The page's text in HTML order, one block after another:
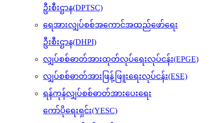
ဦးစီးဌာန(DPTSC)
ရေအားလျှပ်စစ်အကောင်အထည်ဖော်ရေး
ဦးစီးဌာန(DHPI)
လျှပ်စစ်ဓာတ်အားထုတ်လုပ်ရေးလုပ်ငန်း(EPGE)
လျှပ်စစ်ဓာတ်အားဖြန့်ဖြူးရေးလုပ်ငန်း(ESE)
ရန်ကုန်လျှပ်စစ်ဓာတ်အားပေးရေး
ကော်ပိုရေးရှင်း(YESC)